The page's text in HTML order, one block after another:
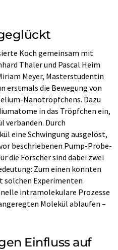
Koch gemeinsam mit
Thaler und Pascal Heim
Meyer, Masterstudentin
erstmals die Bewegung von
Nanotröpfchens. Dazu
in das Tröpfchen ein,
verbanden. Durch
eine Schwingung ausgelöst,
beschriebenen Pump-Probe-
die Forscher sind dabei zwei
Zum einen konnten
solchen Experimenten
intramolekulare Prozesse
Molekül ablaufen –
Einfluss auf